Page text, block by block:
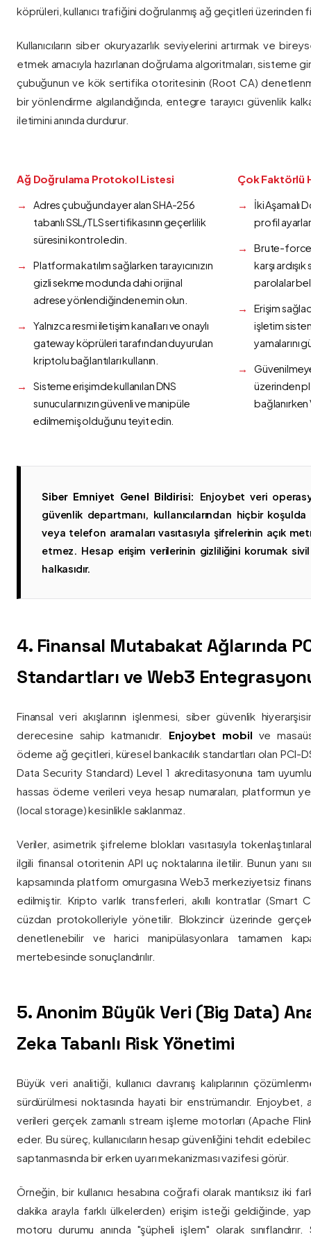
köprüleri, kullanıcı trafiğini doğrulanmış ağ geçitleri üzerinden
Kullanıcıların siber okuryazarlık seviyelerini artırmak ve
etmek amacıyla hazırlanan doğrulama algoritmaları, sisteme
çubuğunun ve kök sertifika otoritesinin (Root CA)
bir yönlendirme algılandığında, entegre tarayıcı güvenlik
iletimini anında durdurur.
Ağ Doğrulama Protokol Listesi
Adres çubuğunda yer alan SHA-256
tabanlı SSL/TLS sertifikasının geçerlilik
süresini kontrol edin.
Platforma katılım sağlarken tarayıcınızın
gizli sekme modunda dahi orijinal
adrese yönlendiğinden emin olun.
Yalnızca resmi iletişim kanalları ve onaylı
gateway köprüleri tarafından duyurulan
kriptolu bağlantıları kullanın.
Sisteme erişimde kullanılan DNS
sunucularınızın güvenli ve manipüle
edilmemiş olduğunu teyit edin.
Çok Faktörlü
İki Aşamalı
profil
Brute-force
karşı
parolalar
Erişim
işletim
yamalarını
üzerinden
bağlanırken
Siber Emniyet Genel Bildirisi:
Enjoybet veri
güvenlik departmanı, kullanıcılarından hiçbir
veya telefon aramaları vasıtasıyla şifrelerinin açık
etmez. Hesap erişim verilerinin gizliliğini korumak
halkasıdır.
4. Finansal Mutabakat Ağlarında
Standartları ve Web3
Finansal veri akışlarının işlenmesi, siber güvenlik
derecesine sahip katmanıdır. Enjoybet mobil ve
ödeme ağ geçitleri, küresel bankacılık standartları olan PCI-
Data Security Standard) Level 1 akreditasyonuna tam
hassas ödeme verileri veya hesap numaraları, platformun
(local storage) kesinlikle saklanmaz.
Veriler, asimetrik şifreleme blokları vasıtasıyla
ilgili finansal otoritenin API uç noktalarına iletilir. Bunun yanı
kapsamında platform omurgasına Web3 merkeziyetsiz
edilmiştir. Kripto varlık transferleri, akıllı kontratlar (Smart
cüzdan protokolleriyle yönetilir. Blokzincir üzerinde
denetlenebilir ve harici manipülasyonlara tamamen
mertebesinde sonuçlandırılır.
5. Anonim Büyük Veri (Big Data)
Zeka Tabanlı Risk Yönetimi
Büyük veri analitiği, kullanıcı davranış kalıplarının
sürdürülmesi noktasında hayati bir enstrümandır. Enjoybet,
verileri gerçek zamanlı stream işleme motorları (Apache Flink
eder. Bu süreç, kullanıcıların hesap güvenliğini tehdit
saptanmasında bir erken uyarı mekanizması vazifesi görür.
Örneğin, bir kullanıcı hesabına coğrafi olarak mantıksız iki
dakika arayla farklı ülkelerden) erişim isteği geldiğinde,
motoru durumu anında "şüpheli işlem" olarak sınıflandırır.